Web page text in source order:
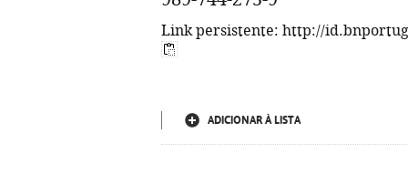
Link persistente: http://
ADICIONAR À LISTA